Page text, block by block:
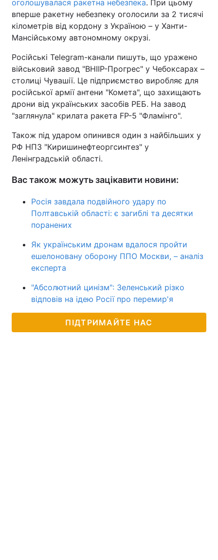
оголошувалася ракетна небезпека. При цьому
вперше ракетну небезпеку оголосили за 2 тисячі
кілометрів від кордону з Україною – у Ханти-
Мансійському автономному окрузі.
Російські Telegram-канали пишуть, що уражено
військовий завод "ВНІІР-Прогрес" у Чебоксарах –
столиці Чувашії. Це підприємство виробляє для
російської армії антени "Комета", що захищають
дрони від українських засобів РЕБ. На завод
"заглянула" крилата ракета FP-5 "Фламінго".
Також під ударом опинився один з найбільших у
РФ НПЗ "Киришинефтеоргсинтез" у
Ленінградській області.
Вас також можуть зацікавити новини:
Росія завдала подвійного удару по
Полтавській області: є загиблі та десятки
поранених
Як українським дронам вдалося пройти
ешелоновану оборону ППО Москви, – аналіз
експерта
"Абсолютний цинізм": Зеленський різко
відповів на ідею Росії про перемир'я
ПІДТРИМАЙТЕ НАС